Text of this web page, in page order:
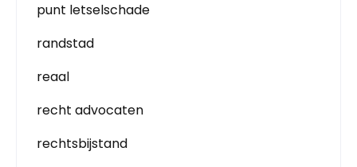
punt letselschade
randstad
reaal
recht advocaten
rechtsbijstand